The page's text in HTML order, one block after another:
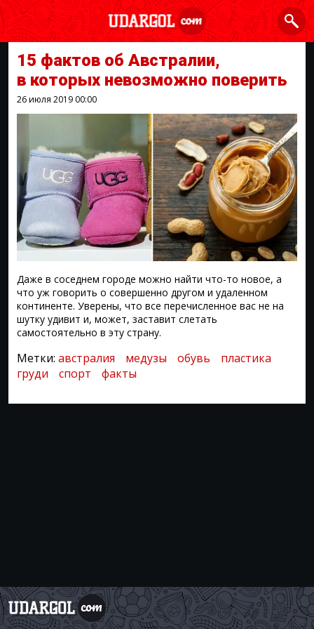
15 фактов об Австралии,
в которых невозможно поверить
26 июля 2019 00:00
Даже в соседнем городе можно найти что-то новое, а
что уж говорить о совершенно другом и удаленном
континенте. Уверены, что все перечисленное вас не на
шутку удивит и, может, заставит слетать
самостоятельно в эту страну.
Метки: австралия медузы обувь
пластика
груди
спорт факты